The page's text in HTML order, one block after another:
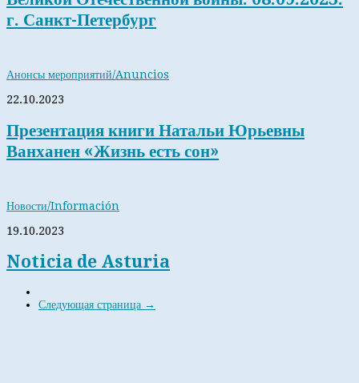
г. Санкт-Петербург
Анонсы мероприятий/Anuncios
22.10.2023
Презентация книги Натальи Юрьевны
Ванханен «Жизнь есть сон»
Новости/Información
19.10.2023
Noticia de Asturia
Следующая страница →